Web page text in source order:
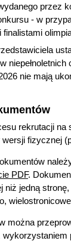
przez
- w
finalistami
nie mają
rekrutacji na
fizycznej
PDF.
niż jedną
można